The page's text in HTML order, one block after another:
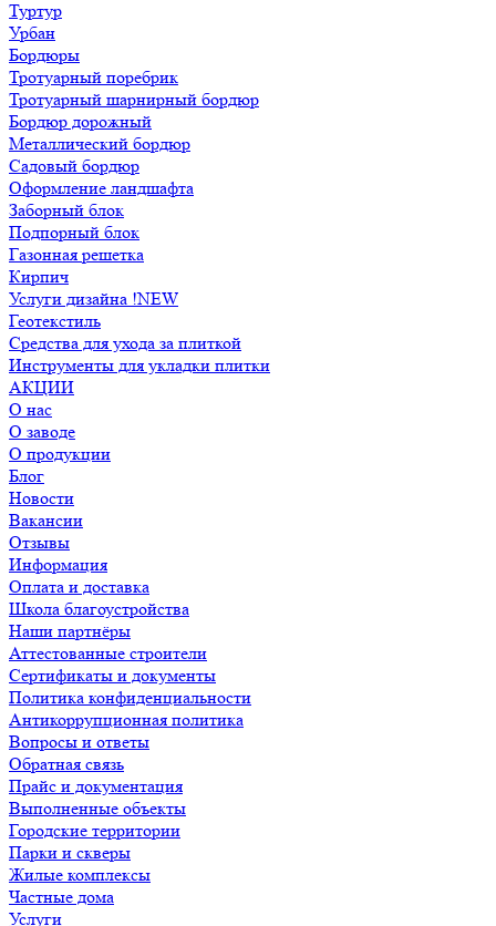
Туртур
Урбан
Бордюры
Тротуарный поребрик
Тротуарный шарнирный бордюр
Бордюр дорожный
Металлический бордюр
Садовый бордюр
Оформление ландшафта
Заборный блок
Подпорный блок
Газонная решетка
Кирпич
Услуги дизайна !NEW
Геотекстиль
Средства для ухода за плиткой
Инструменты для укладки плитки
АКЦИИ
О нас
О заводе
О продукции
Блог
Новости
Вакансии
Отзывы
Информация
Оплата и доставка
Школа благоустройства
Наши партнёры
Аттестованные строители
Сертификаты и документы
Политика конфиденциальности
Антикоррупционная политика
Вопросы и ответы
Обратная связь
Прайс и документация
Выполненные объекты
Городские территории
Парки и скверы
Жилые комплексы
Частные дома
Услуги